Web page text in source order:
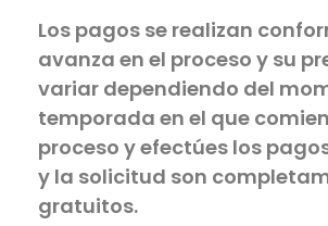
Los pagos se realizan
avanza en el proceso y su
variar dependiendo del
temporada en el que
proceso y efectúes los
y la solicitud son
gratuitos.